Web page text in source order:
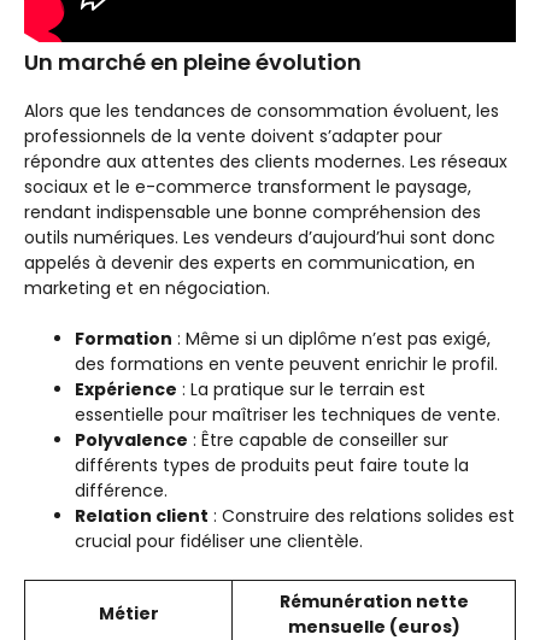
Un marché en pleine évolution
Alors que les tendances de consommation évoluent, les
professionnels de la vente doivent s’adapter pour
répondre aux attentes des clients modernes. Les réseaux
sociaux et le e-commerce transforment le paysage,
rendant indispensable une bonne compréhension des
outils numériques. Les vendeurs d’aujourd’hui sont donc
appelés à devenir des experts en communication, en
marketing et en négociation.
Formation : Même si un diplôme n’est pas exigé,
des formations en vente peuvent enrichir le profil.
Expérience : La pratique sur le terrain est
essentielle pour maîtriser les techniques de vente.
Polyvalence : Être capable de conseiller sur
différents types de produits peut faire toute la
différence.
Relation client : Construire des relations solides est
crucial pour fidéliser une clientèle.
Métier
Rémunération nette
mensuelle (euros)